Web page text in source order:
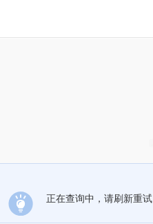
正在查询中，请刷新重试